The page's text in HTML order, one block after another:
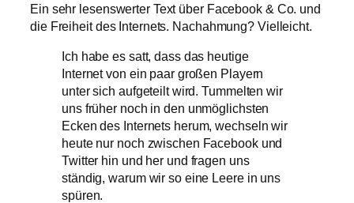
Ein sehr lesenswerter Text über Facebook & Co. und
die Freiheit des Internets. Nachahmung? Vielleicht.
Ich habe es satt, dass das heutige
Internet von ein paar großen Playern
unter sich aufgeteilt wird. Tummelten wir
uns früher noch in den unmöglichsten
Ecken des Internets herum, wechseln wir
heute nur noch zwischen Facebook und
Twitter hin und her und fragen uns
ständig, warum wir so eine Leere in uns
spüren.